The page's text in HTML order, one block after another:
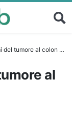
al colon – retto?
al